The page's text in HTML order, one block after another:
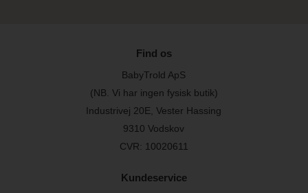
Find os
BabyTrold ApS
(NB. Vi har ingen fysisk butik)
Industrivej 20E, Vester Hassing
9310 Vodskov
CVR: 10020611
Kundeservice